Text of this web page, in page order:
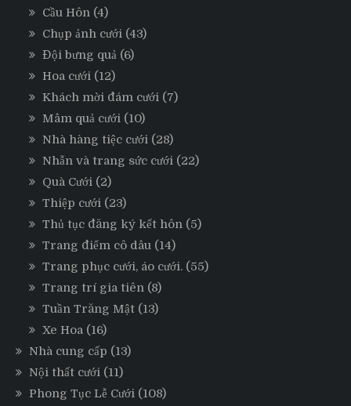
Cầu Hôn (4)
Chụp ảnh cưới (43)
Đội bưng quả (6)
Hoa cưới (12)
Khách mời đám cưới (7)
Mâm quả cưới (10)
Nhà hàng tiệc cưới (28)
Nhẫn và trang sức cưới (22)
Quà Cưới (2)
Thiệp cưới (23)
Thủ tục đăng ký kết hôn (5)
Trang điểm cô dâu (14)
Trang phục cưới, áo cưới. (55)
Trang trí gia tiên (8)
Tuần Trăng Mật (13)
Xe Hoa (16)
Nhà cung cấp (13)
Nội thất cưới (11)
Phong Tục Lễ Cưới (108)